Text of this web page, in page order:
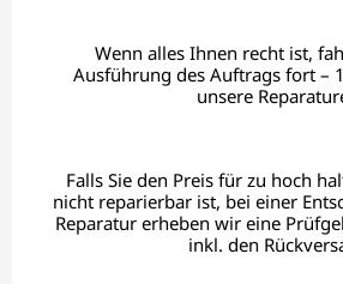
Wenn alles Ihnen recht ist,
Ausführung des Auftrags fort –
unsere
Falls Sie den Preis für zu hoch
nicht reparierbar ist, bei einer
Reparatur erheben wir eine
inkl. den